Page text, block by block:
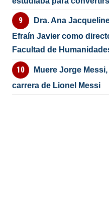
Dra. Ana
Efraín Javier como
Facultad de
Muere Jorge
carrera de Lionel Messi